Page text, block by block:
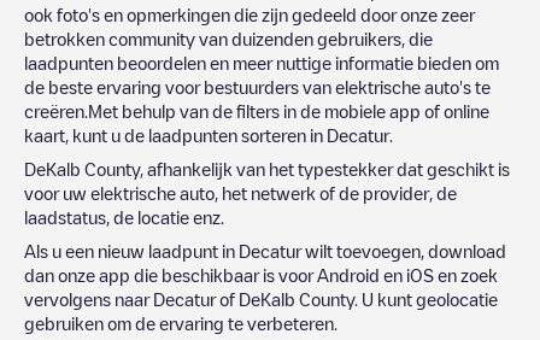
ook foto's en opmerkingen die zijn gedeeld door onze zeer
betrokken community van duizenden gebruikers, die
laadpunten beoordelen en meer nuttige informatie bieden om
de beste ervaring voor bestuurders van elektrische auto's te
creëren.Met behulp van de filters in de mobiele app of online
kaart, kunt u de laadpunten sorteren in Decatur.
DeKalb County, afhankelijk van het typestekker dat geschikt is
voor uw elektrische auto, het netwerk of de provider, de
laadstatus, de locatie enz.
Als u een nieuw laadpunt in Decaturwilt toevoegen, download
dan onze app die beschikbaar is voor Android en iOS en zoek
vervolgens naar Decaturof DeKalb County. U kunt geolocatie
gebruiken om de ervaring te verbeteren.